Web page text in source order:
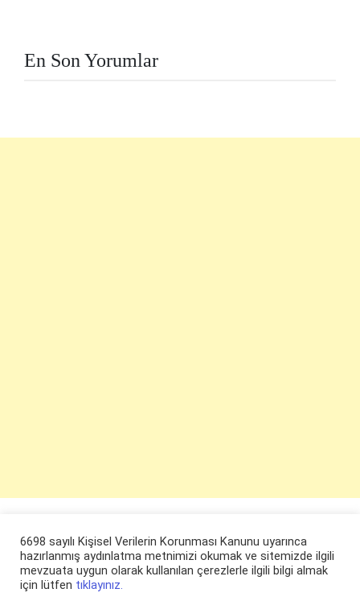
En Son Yorumlar
6698 sayılı Kişisel Verilerin Korunması Kanunu uyarınca
hazırlanmış aydınlatma metnimizi okumak ve sitemizde ilgili
mevzuata uygun olarak kullanılan çerezlerle ilgili bilgi almak
için lütfen tıklayınız.